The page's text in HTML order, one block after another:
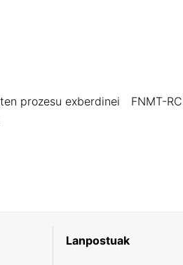
prozesu exberdinei
FNMT-
Lanpostuak